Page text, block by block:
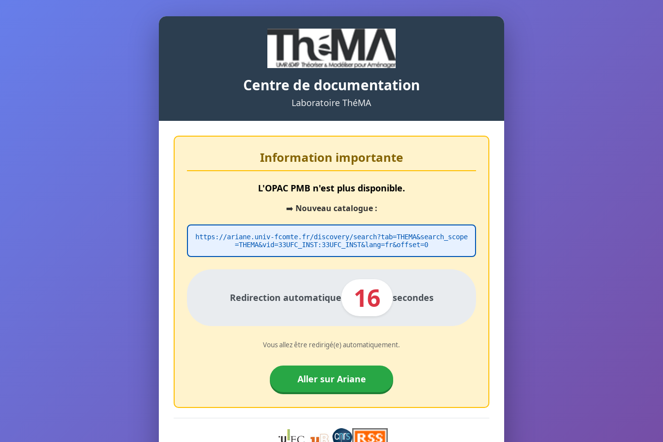
Centre de documentation
Laboratoire ThéMA
Information importante
L'OPAC PMB n'est plus disponible.
➡️ Nouveau catalogue :
https://ariane.univ-fcomte.fr/discovery/search?tab=THEMA&search_scope
=THEMA&vid=33UFC_INST:33UFC_INST&lang=fr&offset=0
Redirection automatique 16 secondes
Vous allez être redirigé(e) automatiquement.
Aller sur Ariane